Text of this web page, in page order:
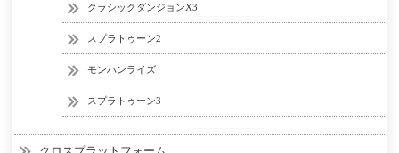
クラシックダンジョンX3
スプラトゥーン2
モンハンライズ
スプラトゥーン3